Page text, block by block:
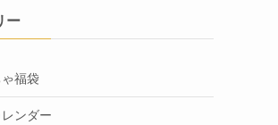
ー
福袋
ンダー